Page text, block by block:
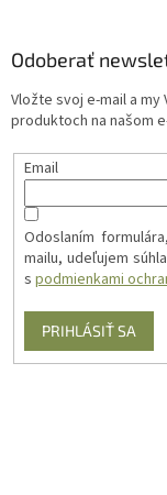
Odoberať
Vložte svoj e-mail a
produktoch na našom
Email
Odoslaním
mailu, udeľujem
s podmienkami
PRIHLÁSIŤ SA